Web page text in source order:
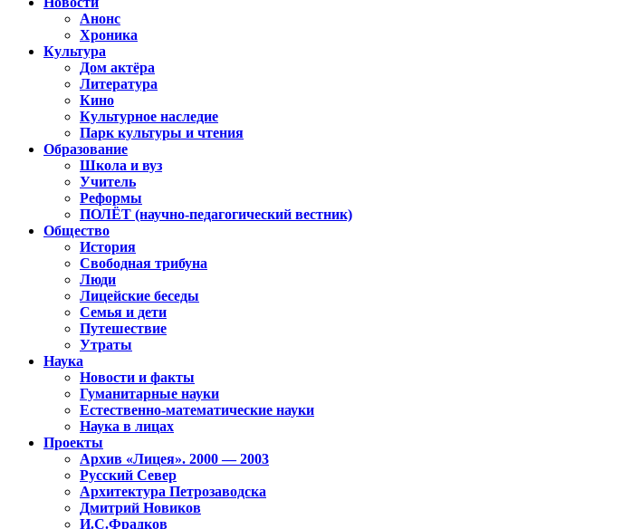
Анонс
Хроника
Культура
Дом актёра
Литература
Кино
Культурное наследие
Парк культуры и чтения
Образование
Школа и вуз
Учитель
Реформы
ПОЛЁТ (научно-педагогический вестник)
Общество
История
Свободная трибуна
Люди
Лицейские беседы
Семья и дети
Путешествие
Утраты
Наука
Новости и факты
Гуманитарные науки
Естественно-математические науки
Наука в лицах
Проекты
Архив «Лицея». 2000 — 2003
Русский Север
Архитектура Петрозаводска
Дмитрий Новиков
И.С.Фрадков